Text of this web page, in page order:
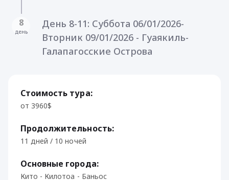
8
день
День 8-11: Суббота 06/01/2026-
Вторник 09/01/2026 - Гуаякиль-
Галапагосские Острова
Стоимость тура:
от 3960$
Продолжительность:
11 дней / 10 ночей
Основные города:
Кито - Килотоа - Баньос